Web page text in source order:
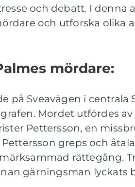
och debatt. I denna
och utforska olika
mördare:
på Sveavägen i centrala
Mordet utfördes
Pettersson, en
greps och
rättegång.
gärningsman lyckats